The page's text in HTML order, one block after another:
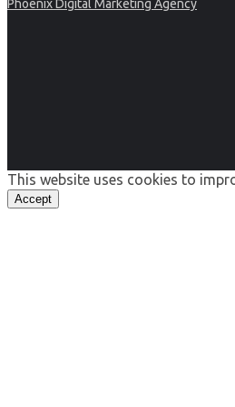
Phoenix Digital Marketing Agency
This website uses cookies to
Accept